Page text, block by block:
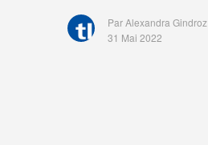
Par Alexandra Gindroz
31 Mai 2022